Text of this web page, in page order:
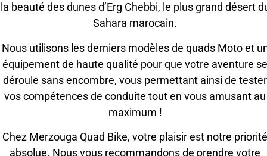
la beauté des dunes d’Erg Chebbi, le plus grand désert
Sahara marocain.
Nous utilisons les derniers modèles de quads Moto et
équipement de haute qualité pour que votre aventure se
déroule sans encombre, vous permettant ainsi de tester
vos compétences de conduite tout en vous amusant au
maximum !
Chez Merzouga Quad Bike, votre plaisir est notre priorité
absolue. Nous vous recommandons de prendre votre